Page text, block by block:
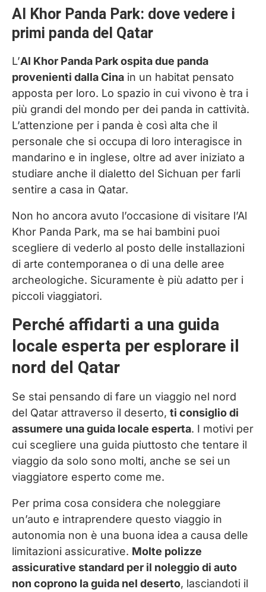
Al Khor Panda Park: dove vedere i
primi panda del Qatar
L’Al Khor Panda Park ospita due panda
provenienti dalla Cina in un habitat pensato
apposta per loro. Lo spazio in cui vivono è tra i
più grandi del mondo per dei panda in cattività.
L’attenzione per i panda è così alta che il
personale che si occupa di loro interagisce in
mandarino e in inglese, oltre ad aver iniziato a
studiare anche il dialetto del Sichuan per farli
sentire a casa in Qatar.
Non ho ancora avuto l’occasione di visitare l’Al
Khor Panda Park, ma se hai bambini puoi
scegliere di vederlo al posto delle installazioni
di arte contemporanea o di una delle aree
archeologiche. Sicuramente è più adatto per i
piccoli viaggiatori.
Perché affidarti a una guida
locale esperta per esplorare il
nord del Qatar
Se stai pensando di fare un viaggio nel nord
del Qatar attraverso il deserto, ti consiglio di
assumere una guida locale esperta. I motivi per
cui scegliere una guida piuttosto che tentare il
viaggio da solo sono molti, anche se sei un
viaggiatore esperto come me.
Per prima cosa considera che noleggiare
un’auto e intraprendere questo viaggio in
autonomia non è una buona idea a causa delle
limitazioni assicurative. Molte polizze
assicurative standard per il noleggio di auto
non coprono la guida nel deserto, lasciandoti il